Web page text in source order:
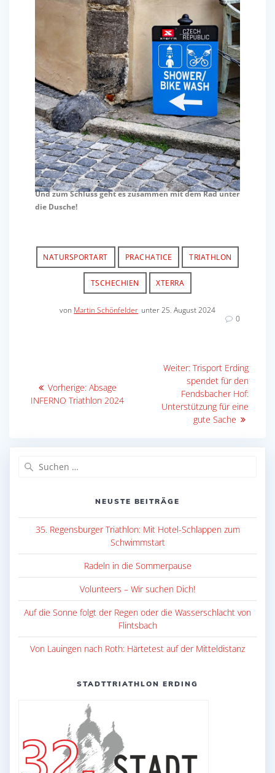
Und zum Schluss geht es zusammen mit dem Rad unter
die Dusche!
NATURSPORTART PRACHATICE TRIATHLON
TSCHECHIEN XTERRA
von Martin Schönfelder unter 25. August 2024
0
Beitragsnavigation
Vorherige: Vorheriger
Beitrag:
Absage
INFERNO Triathlon 2024
Weiter: Nächster
Beitrag:
Trisport Erding
spendet für den
Fendsbacher Hof:
Unterstützung für eine
gute Sache
NEUSTE BEITRÄGE
35. Regensburger Triathlon: Mit Hotel-Schlappen zum
Schwimmstart
Radeln in die Sommerpause
Volunteers – Wir suchen Dich!
Auf die Sonne folgt der Regen oder die Wasserschlacht von
Flintsbach
Von Lauingen nach Roth: Härtetest auf der Mitteldistanz
STADTTRIATHLON ERDING